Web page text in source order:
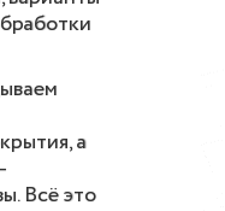
а
Всё это